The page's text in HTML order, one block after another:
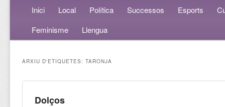
Menú principalAneu al contingut principal
Aneu al contingut secundari
Inici Local Política Successos Esports
Feminisme
Llengua
ARXIU D'ETIQUETES:TARONJA
Dolços